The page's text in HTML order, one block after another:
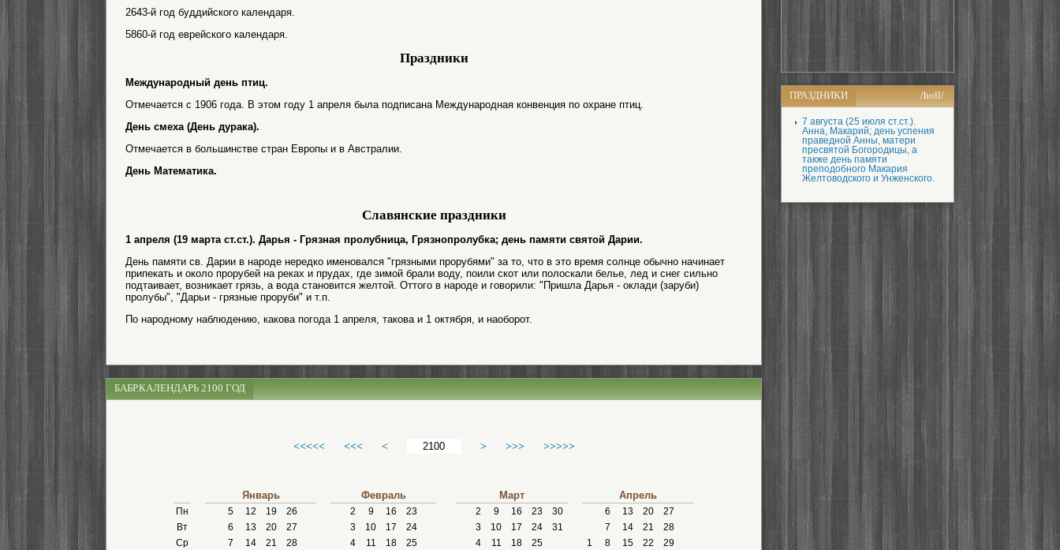
ПРАЗДНИКИ /holl/
7 августа (25 июля ст.ст.).
Анна, Макарий; день успения
праведной Анны, матери
пресвятой Богородицы, а
также день памяти
преподобного Макария
Желтоводского и Унженского.
2643-й год буддийского календаря.
5860-й год еврейского календаря.
Праздники
Международный день птиц.
Отмечается с 1906 года. В этом году 1 апреля была подписана Международная конвенция по охране птиц.
День смеха (День дурака).
Отмечается в большинстве стран Европы и в Австралии.
День Математика.
Славянские праздники
1 апреля (19 марта ст.ст.). Дарья - Грязная пролубница, Грязнопролубка; день памяти святой Дарии.
День памяти св. Дарии в народе нередко именовался "грязными прорубями" за то, что в это время солнце обычно начинает
припекать и около прорубей на реках и прудах, где зимой брали воду, поили скот или полоскали белье, лед и снег сильно
подтаивает, возникает грязь, а вода становится желтой. Оттого в народе и говорили: "Пришла Дарья - оклади (заруби)
пролубы", "Дарьи - грязные проруби" и т.п.
По народному наблюдению, какова погода 1 апреля, такова и 1 октября, и наоборот.
БАБР.КАЛЕНДАРЬ 2100 ГОД
<<<<< <<< < > >>> >>>>>
Пн
Вт
Ср
Январь
5 12 19
26
6
13 20
27
7
14 21
28
Февраль
2 9 16
23
3
10 17
24
4
11 18
25
Март
2 9 16 23
30
3
10 17 24
31
4
11 18
25
Апрель
6 13 20
27
7
14 21
28
1
8 15 22
29